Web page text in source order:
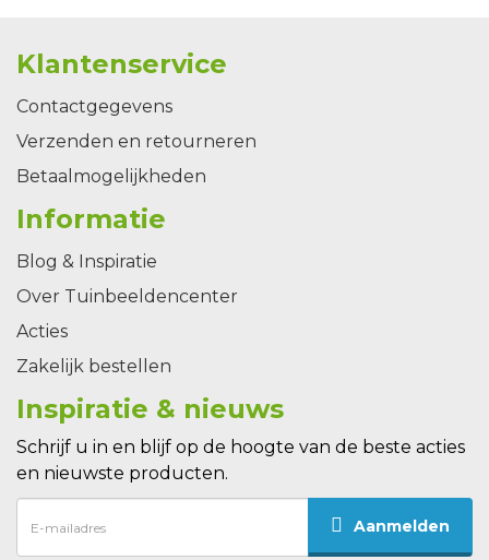
Klantenservice
Contactgegevens
Verzenden en retourneren
Betaalmogelijkheden
Informatie
Blog & Inspiratie
Over Tuinbeeldencenter
Acties
Zakelijk bestellen
Inspiratie & nieuws
Schrijf u in en blijf op de hoogte van de beste acties
en nieuwste producten.
Aanmelden